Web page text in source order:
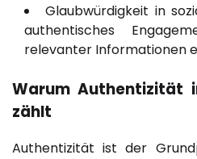
Glaubwürdigkeit in
authentisches
relevanter Informationen
Warum Authentizität
zählt
Authentizität ist der